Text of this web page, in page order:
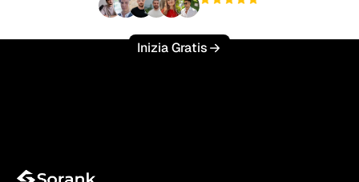
Inizia Gratis